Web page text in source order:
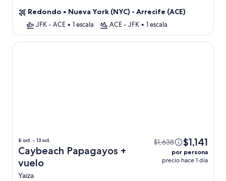
Redondo • Nueva York (NYC) - Arrecife (ACE)
JFK - ACE • 1 escala ACE - JFK • 1 escala
8 oct. - 13 oct.
Caybeach Papagayos +
vuelo
Yaiza
$1,638 $1,141
por persona
precio hace 1 día
Caybeach Papagayos